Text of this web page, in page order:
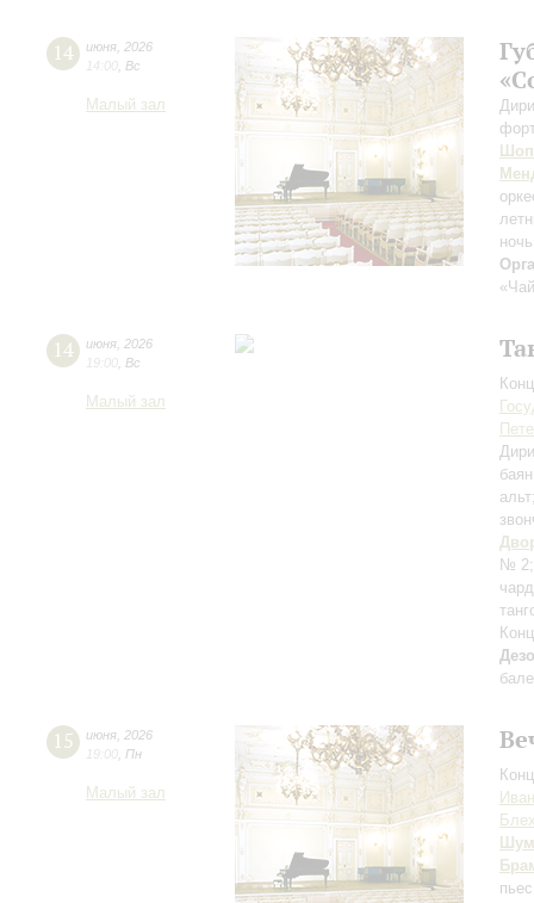
14 июня 2026
14:00 Вс
Малый зал
14 июня 2026
19:00 Вс
Малый зал
№
15 июня 2026
19:00 Пн
Малый зал